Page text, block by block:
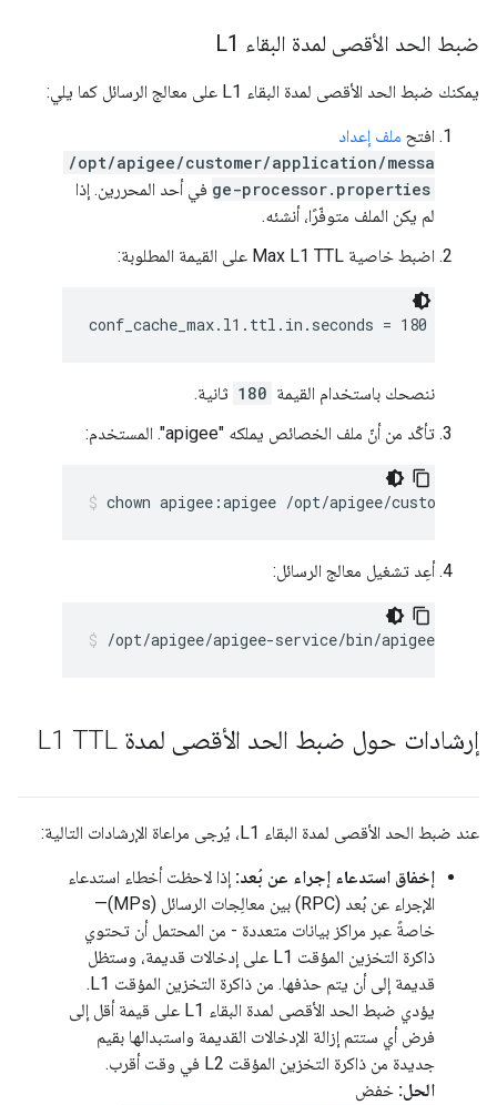
ضبط الحد الأقصى لمدة البقاء L1
يمكنك ضبط الحد الأقصى لمدة البقاء L1 على معالج الرسائل كما يلي:
افتح ملف إعداد
/opt/apigee/customer/application/messa
ge-processor.properties في أحد المحررين. إذا
لم يكن الملف متوفّرًا، أنشئه.
اضبط خاصية Max L1 TTL على القيمة المطلوبة:
conf_cache_max.l1.ttl.in.seconds = 180
ننصحك باستخدام القيمة 180 ثانية.
تأكّد من أنّ ملف الخصائص يملكه "apigee". المستخدم:
chown apigee:apigee /opt/apigee/customer/
أعِد تشغيل معالج الرسائل:
/opt/apigee/apigee-service/bin/apigee-
إرشادات حول ضبط الحد الأقصى لمدة L1 TTL
عند ضبط الحد الأقصى لمدة البقاء L1، يُرجى مراعاة الإرشادات التالية:
إخفاق استدعاء إجراء عن بُعد: إذا لاحظت أخطاء استدعاء
الإجراء عن بُعد (RPC) بين معالِجات الرسائل (MPs)—
خاصةً عبر مراكز بيانات متعددة - من المحتمل أن تحتوي
ذاكرة التخزين المؤقت L1 على إدخالات قديمة، وستظل
قديمة إلى أن يتم حذفها. من ذاكرة التخزين المؤقت L1.
يؤدي ضبط الحد الأقصى لمدة البقاء L1 على قيمة أقل إلى
فرض أي ستتم إزالة الإدخالات القديمة واستبدالها بقيم
جديدة من ذاكرة التخزين المؤقت L2 في وقت أقرب.
الحل: خفض